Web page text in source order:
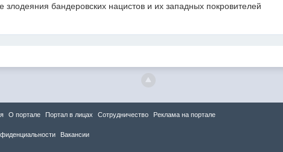
злодеяния бандеровских нацистов и их западных покровителей
О портале Портал в лицах Сотрудничество Реклама на портале
Вакансии